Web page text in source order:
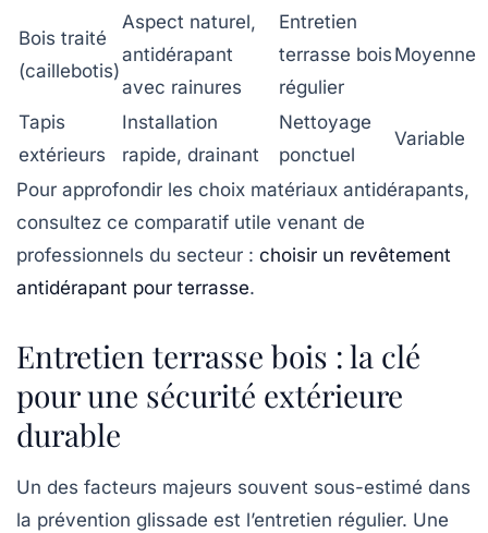
Bois traité
(caillebotis)
Aspect naturel,
antidérapant
avec rainures
Entretien
terrasse bois
régulier
Moyenne
Tapis
extérieurs
Installation
rapide, drainant
Nettoyage
ponctuel
Variable
Pour approfondir les choix matériaux antidérapants,
consultez ce comparatif utile venant de
professionnels du secteur : choisir un revêtement
antidérapant pour terrasse.
Entretien terrasse bois : la clé
pour une sécurité extérieure
durable
Un des facteurs majeurs souvent sous-estimé dans
la prévention glissade est l’entretien régulier. Une